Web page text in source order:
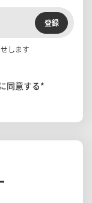
登録
します
同意する*